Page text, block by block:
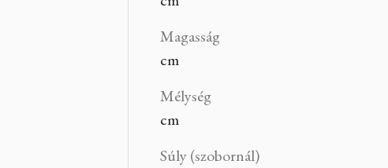
Magasság
cm
Mélység
cm
Súly (szobornál)